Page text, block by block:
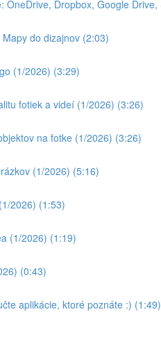
OneDrive, Dropbox, Google
do dizajnov (2:03)
(1/2026) (3:29)
fotiek a videí (1/2026) (3:26)
na fotke (1/2026) (3:26)
(1/2026) (5:16)
2026) (1:53)
(1/2026) (1:19)
(0:43)
aplikácie, ktoré poznáte :) (1:49)